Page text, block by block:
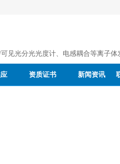
见光分光光度计、电感耦合等离子体
资质证书 新闻资讯